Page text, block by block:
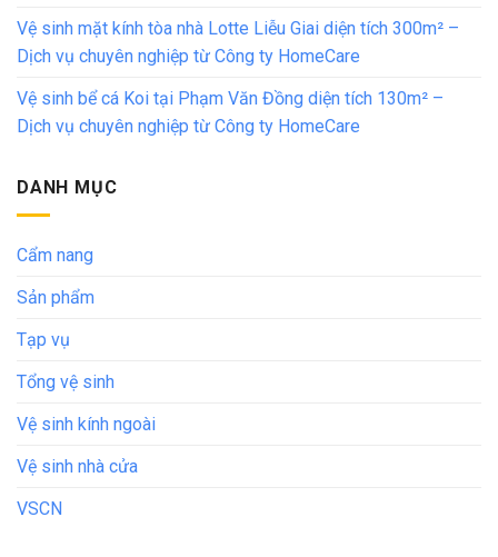
Vệ sinh mặt kính tòa nhà Lotte Liễu Giai diện tích 300m² –
Dịch vụ chuyên nghiệp từ Công ty HomeCare
Vệ sinh bể cá Koi tại Phạm Văn Đồng diện tích 130m² –
Dịch vụ chuyên nghiệp từ Công ty HomeCare
DANH MỤC
Cẩm nang
Sản phẩm
Tạp vụ
Tổng vệ sinh
Vệ sinh kính ngoài
Vệ sinh nhà cửa
VSCN